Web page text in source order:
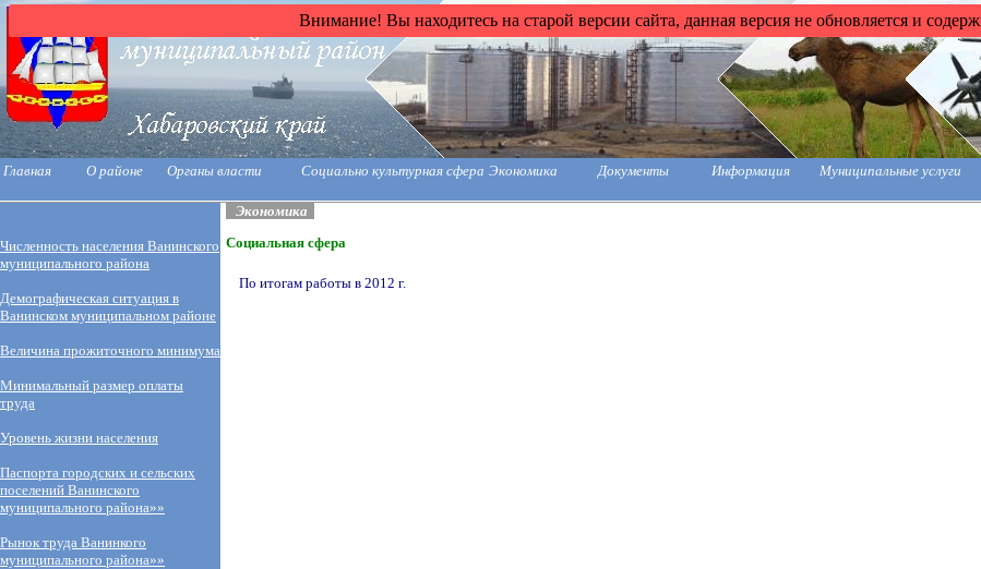
Внимание! Вы находитесь на старой версии сайта, данная версия не обновляется и
Главная О районе Органы власти Социально культурная сфера Экономика Документы Информация Муниципальные услуги
Численность населения Ванинского
муниципального района
Демографическая ситуация в
Ванинском муниципальном районе
Величина прожиточного минимума
Минимальный размер оплаты
труда
Уровень жизни населения
Паспорта городских и сельских
поселений Ванинского
муниципального района»»
Рынок труда Ванинкого
муниципального района»»
Экономика
Социальная сфера
По итогам работы в 2012 г.